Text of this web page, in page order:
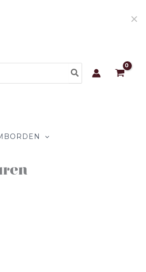
& België 4.7/5 op